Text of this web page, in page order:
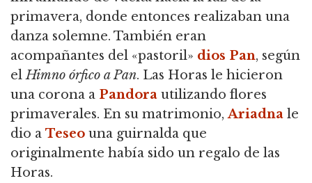
primavera, donde entonces realizaban una
danza solemne. También eran
acompañantes del «pastoril» dios Pan, según
elHimno órfico a Pan. Las Horas le hicieron
una corona a Pandora utilizando flores
primaverales. En su matrimonio,Ariadna le
dio a Teseo una guirnalda que
originalmente había sido un regalo de las
Horas.